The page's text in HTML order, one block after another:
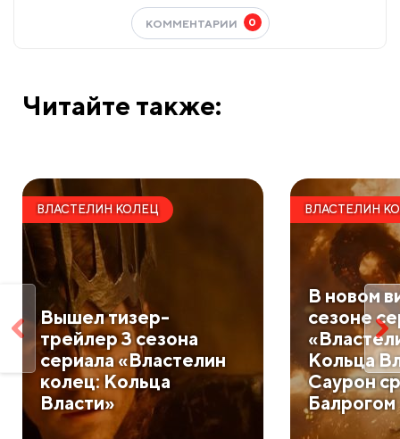
КОММЕНТАРИИ 0
Читайте также:
ВЛАСТЕЛИН КОЛЕЦ
Вышел тизер-
трейлер 3 сезона
сериала «Властелин
колец: Кольца
Власти»
ВЛАСТЕЛИН
В новом
сезоне
Кольца
Саурон
Балрогом